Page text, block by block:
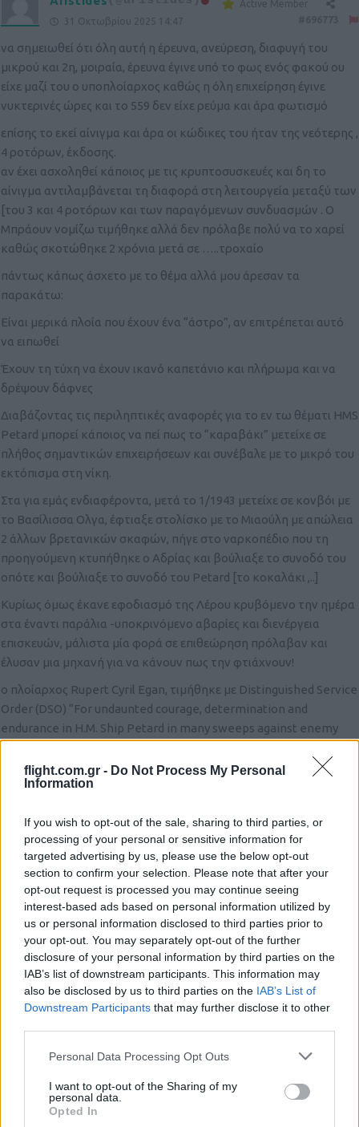
flight.com.gr - Do Not Process My Personal
Information
If you wish to opt-out of the sale, sharing to third parties, or
processing of your personal or sensitive information for
targeted advertising by us, please use the below opt-out
section to confirm your selection. Please note that after your
opt-out request is processed you may continue seeing
interest-based ads based on personal information utilized by
us or personal information disclosed to third parties prior to
your opt-out. You may separately opt-out of the further
disclosure of your personal information by third parties on the
IAB’s list of downstream participants. This information may
also be disclosed by us to third parties on the IAB’s List of
Downstream Participants that may further disclose it to other
Please note that this website/app uses one or more Google
not limited to your visit or usage behaviour. You may click to
grant or deny consent to Google and its third-party tags to
use your data for below specified purposes in below Google
Personal Data Processing Opt Outs
I want to opt-out of the Sharing of my
personal data.
Opted In
Active Member
31 Οκτωβρίου 2025 14:47
να σημειωθεί ότι όλη αυτή η έρευνα, ανεύρεση, διαφυγή του
μικρού και 2η, μοιραία, έρευνα έγινε υπό το φως ενός φακού ου
είχε μαζί του ο υποπλοίαρχος καθώς η όλη επιχείρηση έγινε
νυκτερινές ώρες και το 559 δεν είχε ρεύμα και άρα φωτισμό
επίσης το εκεί αίνιγμα και άρα οι κώδικες του ήταν της νεότερης ,
4 ροτόρων, έκδοσης.
αν έχει ασχοληθεί κάποιος με τις κρυπτοσυσκευές και δη το
αίνιγμα αντιλαμβάνεται τη διαφορά στη λειτουργεία μεταξύ των
[του 3 και 4 ροτόρων και των παραγόμενων συνδυασμών . Ο
Μπράουν νομίζω τιμήθηκε αλλά δεν πρόλαβε πολύ να το χαρεί
καθώς σκοτώθηκε 2 χρόνια μετά σε …..τροχαίο
πάντως κάπως άσχετο με το θέμα αλλά μου άρεσαν τα
παρακάτω:
Είναι μερικά πλοία που έχουν ένα “άστρο”, αν επιτρέπεται αυτό
να ειπωθεί
Έχουν τη τύχη να έχουν ικανό καπετάνιο και πλήρωμα και να
δρέψουν δάφνες
Διαβάζοντας τις περιληπτικές αναφορές για το εν τω θέματι HMS
Petard μπορεί κάποιος να πεί πως το “καραβάκι” μετείχε σε
πλήθος σημαντικών επιχειρήσεων και συνέβαλε με το μικρό του
εκτόπισμα στη νίκη.
Στα για εμάς ενδιαφέροντα, μετά το 1/1943 μετείχε σε κονβόι με
το Βασίλισσα Ολγα, έφτιαξε στολίσκο με το Μιαούλη με απώλεια
2 άλλων βρετανικών σκαφών, πήγε στο ναρκοπέδιο που τη
προηγούμενη κτυπήθηκε ο Αδρίας και βούλιαξε το συνοδό του
οπότε και βούλιαξε το συνοδό του Petard [το κοκαλάκι ,..]
Κυρίως όμως έκανε εφοδιασμό της Λέρου κρυβόμενο την ημέρα
στα έναντι παράλια -υποκρινόμενο αβαρίες και διενέργεια
επισκευών, μάλιστα μία φορά σε επιθεώρηση πρόλαβαν και
έλυσαν μια μηχανή για να κάνουν πως την φτιάχνουν!
ο πλοίαρχος Rupert Cyril Egan, τιμήθηκε με Distinguished Service
Order (DSO) “For undaunted courage, determination and
endurance in H.M. Ship Petard in many sweeps against enemy
shipping in the Aegean under fierce and constant attack from
the air, and in maintaining supplies to the islands of Kos and
Leros until they fell to superior enemy forces.”
πολέμων αλλά ίσως είναι (και) αυτά τα μικρά που συνθέτουν τις
νίκες
α και ένα ένα για το βρετανικό χιούμορ [του οποίου είμαι
ένθερμος θιασώτης]
στην υποκλάση Ρ [όλα άρχιζαν με Ρ – ήταν και η Ο] υπήρχε και το
HMSPorcupine (G93)
Αυτό κτυπήθηκε από το 602 με μία τορπίλη στο δρομολόγιο
Γιβράλταρ -Algiers
αλλά κάτι Γάλλοι στο Αλγέρι κατόρθωσαν και το έκοψαν καλά
ώστε τα δύο τμήματά του κατέστησαν πλεύσιμα. Αφαιρέθηκε ο
εξοπλισμός και έγιναν, το μεν πλωριό τμήμα τοHMS Pork, το δε
πρυμναίο τοHMS Pine και μάλιστα έτυχαν αμφότερα
Reply